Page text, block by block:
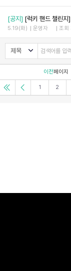
[공지] [럭키 핸드 챌린지
5.19(화) 운영자 조
이전페이지
1 2